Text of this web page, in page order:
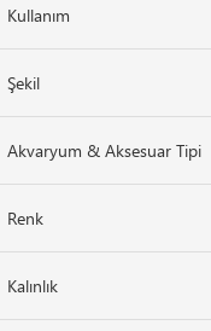
Kullanım
Şekil
Akvaryum & Aksesuar Tipi
Renk
Kalınlık